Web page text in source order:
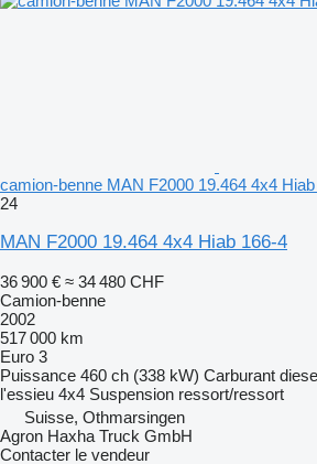
camion-benne MAN F2000 19.464 4x4
24
MAN F2000 19.464 4x4 Hiab 166-4
36 900 € ≈ 34 480 CHF
Camion-benne
2002
517 000 km
Euro 3
Puissance 460 ch (338 kW) Carburant
l'essieu 4x4 Suspension ressort/ressort
Suisse, Othmarsingen
Agron Haxha Truck GmbH
Contacter le vendeur